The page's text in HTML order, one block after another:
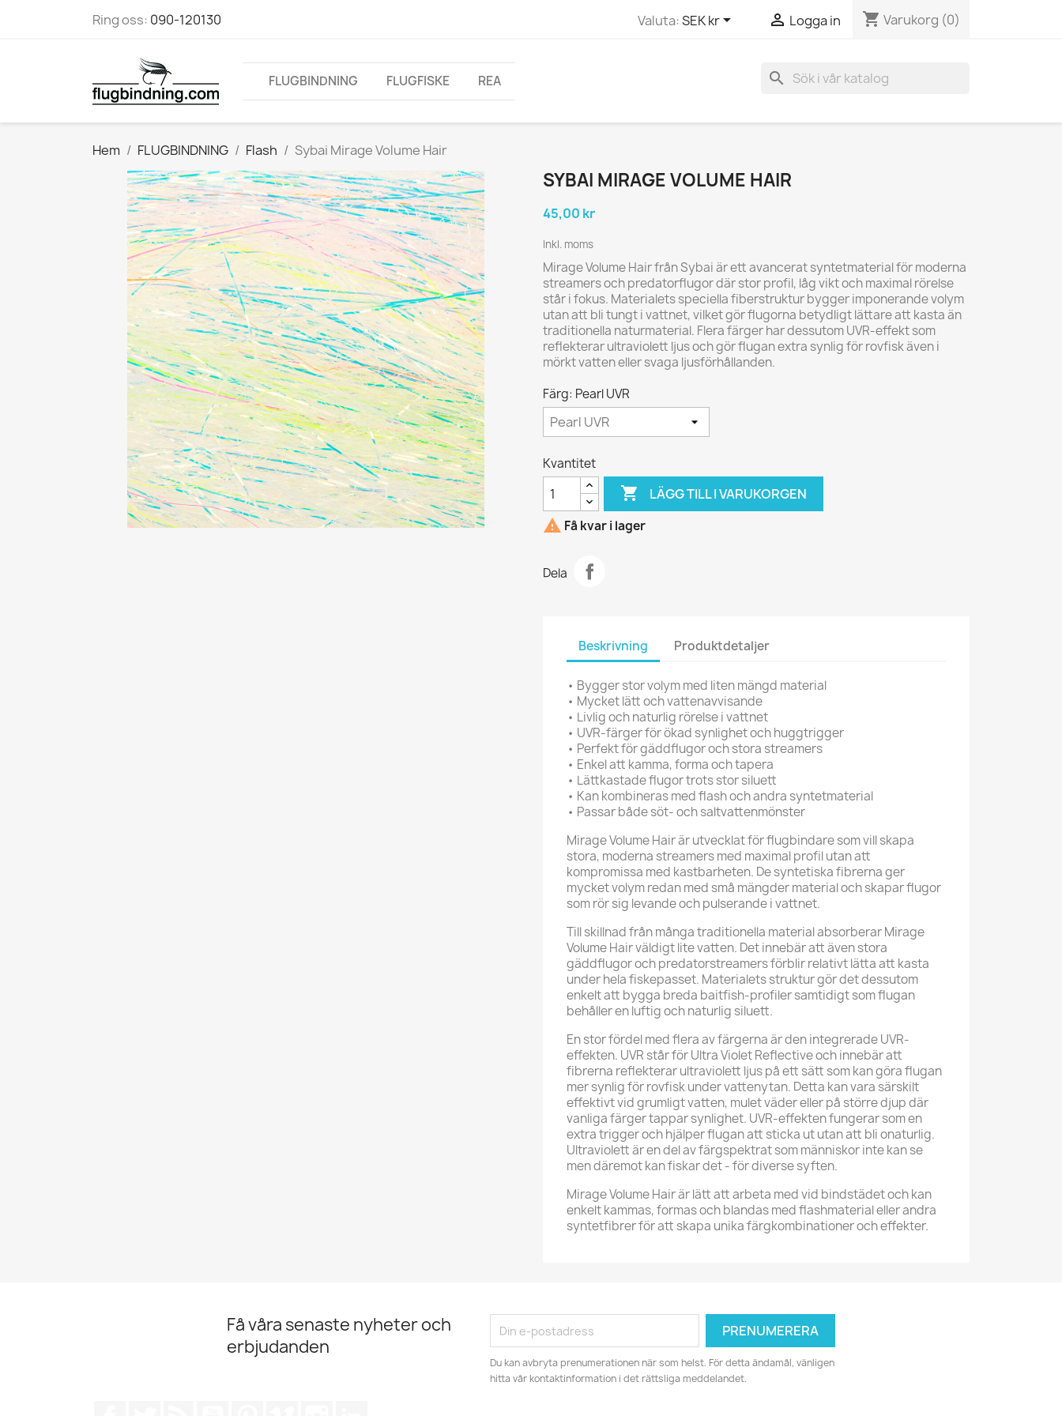
Ring oss: 090-120130 Valuta:SEK kr  Logga in shopping_cart Varukorg (0)
FLUGBINDNING FLUGFISKE REA search
Hem FLUGBINDNING Flash Sybai Mirage Volume Hair
SYBAI MIRAGE VOLUME HAIR
45,00 kr
Inkl. moms
Mirage Volume Hair frånSybaiär ett avancerat syntetmaterial för moderna
streamers och predatorflugor där stor profil, låg vikt och maximal rörelse
står i fokus. Materialets speciella fiberstruktur bygger imponerande volym
utan att bli tungt i vattnet, vilket gör flugorna betydligt lättare att kasta än
traditionella naturmaterial. Flera färger har dessutom UVR-effekt som
reflekterar ultraviolett ljus och gör flugan extra synlig för rovfisk även i
mörkt vatten eller svaga ljusförhållanden.
Färg: Pearl UVR
Kvantitet
 LÄGG TILL I VARUKORGEN
 Få kvar i lager
Dela
Beskrivning Produktdetaljer
• Bygger stor volym med liten mängd material
• Mycket lätt och vattenavvisande
• Livlig och naturlig rörelse i vattnet
• UVR-färger för ökad synlighet och huggtrigger
• Perfekt för gäddflugor och stora streamers
• Enkel att kamma, forma och tapera
• Lättkastade flugor trots stor siluett
• Kan kombineras med flash och andra syntetmaterial
• Passar både söt- och saltvattenmönster
Mirage Volume Hair är utvecklat för flugbindare som vill skapa
stora, moderna streamers med maximal profil utan att
kompromissa med kastbarheten. De syntetiska fibrerna ger
mycket volym redan med små mängder material och skapar flugor
som rör sig levande och pulserande i vattnet.
Till skillnad från många traditionella material absorberar Mirage
Volume Hair väldigt lite vatten. Det innebär att även stora
gäddflugor och predatorstreamers förblir relativt lätta att kasta
under hela fiskepasset. Materialets struktur gör det dessutom
enkelt att bygga breda baitfish-profiler samtidigt som flugan
behåller en luftig och naturlig siluett.
En stor fördel med flera av färgerna är den integrerade UVR-
effekten. UVR står för Ultra Violet Reflective och innebär att
fibrerna reflekterar ultraviolett ljus på ett sätt som kan göra flugan
mer synlig för rovfisk under vattenytan. Detta kan vara särskilt
effektivt vid grumligt vatten, mulet väder eller på större djup där
vanliga färger tappar synlighet. UVR-effekten fungerar som en
extra trigger och hjälper flugan att sticka ut utan att bli onaturlig.
Ultraviolett är en del av färgspektrat som människor inte kan se
men däremot kan fiskar det - för diverse syften.
Mirage Volume Hair är lätt att arbeta med vid bindstädet och kan
enkelt kammas, formas och blandas med flashmaterial eller andra
syntetfibrer för att skapa unika färgkombinationer och effekter.
Få våra senaste nyheter och
erbjudanden
Du kan avbryta prenumerationen när som helst. För detta ändamål, vänligen
hitta vår kontaktinformation i det rättsliga meddelandet.